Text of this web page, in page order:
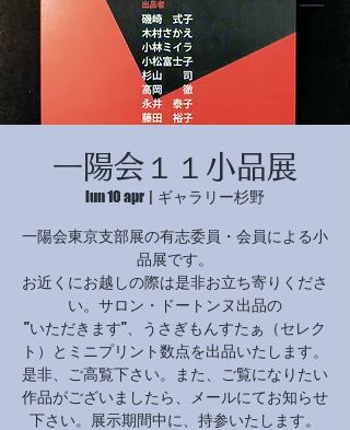
© Copyright
© Copyright
一陽会１１小品展
lun 10 apr
  |
ギャラリー杉野
一陽会東京支部展の有志委員・会員による小
品展です。
お近くにお越しの際は是非お立ち寄りくださ
い。サロン・ドートンヌ出品の
”いただきます”、うさぎもんすたぁ（セレク
ト）とミニプリント数点を出品いたします。
是非、ご高覧下さい。また、ご覧になりたい
作品がございましたら、メールにてお知らせ
下さい。展示期間中に、持参いたします。